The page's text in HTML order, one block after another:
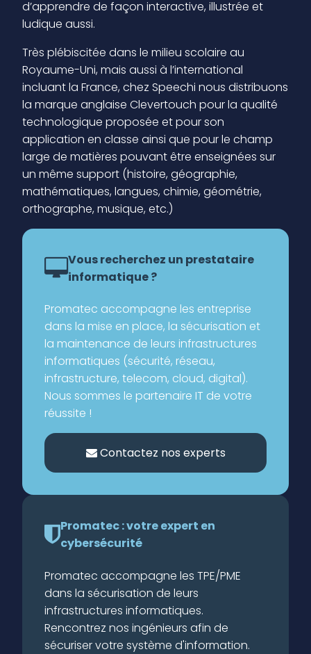
d’apprendre de façon interactive, illustrée et
ludique aussi.
Très plébiscitée dans le milieu scolaire au
Royaume-Uni, mais aussi à l’international
incluant la France, chez Speechi nous distribuons
la marque anglaise Clevertouch pour la qualité
technologique proposée et pour son
application en classe ainsi que pour le champ
large de matières pouvant être enseignées sur
un même support (histoire, géographie,
mathématiques, langues, chimie, géométrie,
orthographe, musique, etc.)
Vous recherchez un prestataire
informatique ?
Promatec accompagne les entreprise
dans la mise en place, la sécurisation et
la maintenance de leurs infrastructures
informatiques (sécurité, réseau,
infrastructure, telecom, cloud, digital).
Nous sommes le partenaire IT de votre
réussite !
Contactez nos experts
Promatec : votre expert en
cybersécurité
Promatec accompagne les TPE/PME
dans la sécurisation de leurs
infrastructures informatiques.
Rencontrez nos ingénieurs afin de
sécuriser votre système d'information.